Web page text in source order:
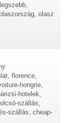
olasz
florence,
hongrie,
hotelek,
szállás,
szállás, cheap-